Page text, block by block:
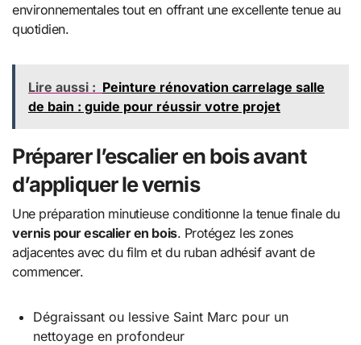
environnementales tout en offrant une excellente tenue au
quotidien.
Lire aussi : Peinture rénovation carrelage salle
de bain : guide pour réussir votre projet
Préparer l’escalier en bois avant
d’appliquer le vernis
Une préparation minutieuse conditionne la tenue finale du
vernis pour escalier en bois. Protégez les zones
adjacentes avec du film et du ruban adhésif avant de
commencer.
Dégraissant ou lessive Saint Marc pour un
nettoyage en profondeur